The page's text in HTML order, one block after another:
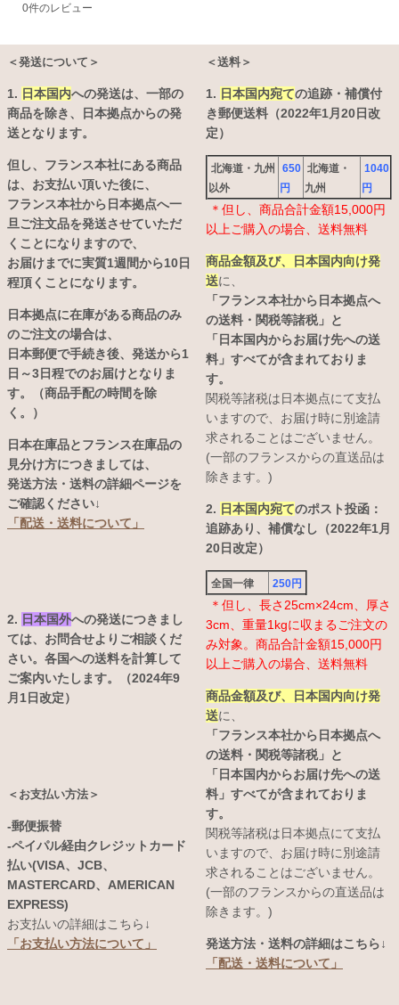
0件のレビュー
＜発送について＞
1. 日本国内への発送は、 一部の
商品を除き、日本拠点からの発
送となります。
但し、フランス本社にある商品
は、お支払い頂いた後に、
フランス本社から日本拠点へ一
旦ご注文品を発送させていただ
くことになりますので、
お届けまでに実質1週間から10日
程頂くことになります。
日本拠点に在庫がある商品のみ
のご注文の場合は、
日本郵便で手続き後、発送から1
日～3日程でのお届けとなりま
す。（商品手配の時間を除
く。）
日本在庫品とフランス在庫品の
見分け方につきましては、
発送方法・送料の詳細ページを
ご確認ください↓
「配送・送料について」
2. 日本国外への発送につきまし
ては、お問合せよりご相談くだ
さい。各国への送料を計算して
ご案内いたします。（2024年9
月1日改定）
＜お支払い方法＞
-郵便振替
-ペイパル経由クレジットカード
払い(VISA、JCB、
MASTERCARD、AMERICAN
EXPRESS)
お支払いの詳細はこちら↓
「お支払い方法について」
＜送料＞
1. 日本国内宛ての追跡・補償付
き郵便送料（2022年1月20日改
定）
北海道・九州
以外
650
円
北海道・
九州
1040
円
＊但し、商品合計金額15,000円
以上ご購入の場合、送料無料
商品金額及び、日本国内向け発
送に、
「フランス本社から日本拠点へ
の送料・関税等諸税」と
「日本国内からお届け先への送
料」すべてが含まれておりま
す。
関税等諸税は日本拠点にて支払
いますので、お届け時に別途請
求されることはございません。
(一部のフランスからの直送品は
除きます。)
2. 日本国内宛てのポスト投函：
追跡あり、補償なし（2022年1月
20日改定）
全国一律 250円
＊但し、長さ25cm×24cm、厚さ
3cm、重量1kgに収まるご注文の
み対象。商品合計金額15,000円
以上ご購入の場合、送料無料
商品金額及び、日本国内向け発
送に、
「フランス本社から日本拠点へ
の送料・関税等諸税」と
「日本国内からお届け先への送
料」すべてが含まれておりま
す。
関税等諸税は日本拠点にて支払
いますので、お届け時に別途請
求されることはございません。
(一部のフランスからの直送品は
除きます。)
発送方法・送料の詳細はこちら↓
「配送・送料について」